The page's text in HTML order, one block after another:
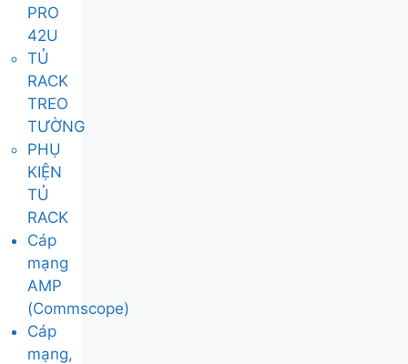
PRO
42U
TỦ
RACK
TREO
TƯỜNG
PHỤ
KIỆN
TỦ
RACK
Cáp
mạng
AMP
(Commscope)
Cáp
mạng,